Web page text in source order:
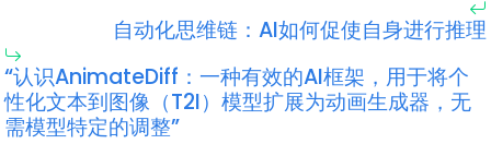
自动化思维链：AI如何促使自身进行推理
“认识AnimateDiff：一种有效的AI框架，用于将个
性化文本到图像（T2I）模型扩展为动画生成器，无
需模型特定的调整”